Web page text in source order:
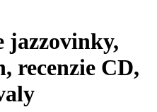
jazzovinky,
recenzie CD,